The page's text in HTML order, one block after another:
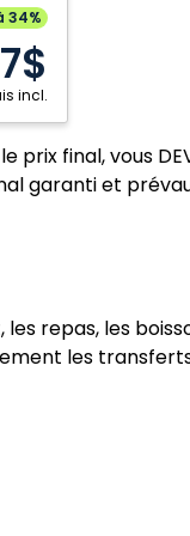
34%
incl.
final, vous
garanti et
repas, les
les